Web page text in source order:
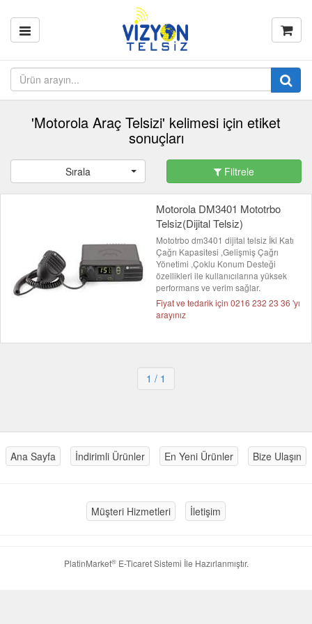
'Motorola Araç Telsizi' kelimesi için etiket
sonuçları
Sırala Filtrele
Motorola DM3401 Mototrbo
Telsiz(Dijital Telsiz)
Mototrbo dm3401 dijital telsiz İki Katı
Çağrı Kapasitesi ,Gelişmiş Çağrı
Yönetimi ,Çoklu Konum Desteği
özellikleri ile kullanıcılarına yüksek
performans ve verim sağlar.
Fiyat ve tedarik için 0216 232 23 36 'yı
arayınız
1 / 1
Ana Sayfa İndirimli Ürünler En Yeni Ürünler Bize Ulaşın
Müşteri Hizmetleri İletişim
PlatinMarket®E-Ticaret Sistemi İle Hazırlanmıştır.